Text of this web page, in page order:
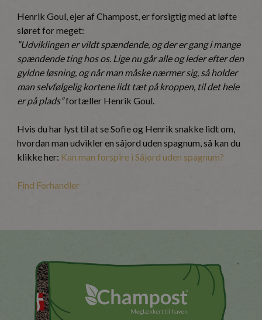
Henrik Goul, ejer af Champost, er forsigtig med at løfte
sløret for meget:
”Udviklingen er vildt spændende, og der er gang i mange
spændende ting hos os. Lige nu går alle og leder efter den
gyldne løsning, og når man måske nærmer sig, så holder
man selvfølgelig kortene lidt tæt på kroppen, til det hele
er på plads”fortæller Henrik Goul.
Hvis du har lyst til at se Sofie og Henrik snakke lidt om,
hvordan man udvikler en såjord uden spagnum, så kan du
klikke her: Kan man forspire i Såjord uden spagnum?
Find Forhandler